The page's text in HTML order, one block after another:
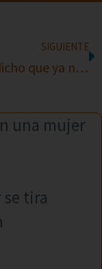
SIGUIENTE
Me han dicho que ya no te corres
una mujer
se tira